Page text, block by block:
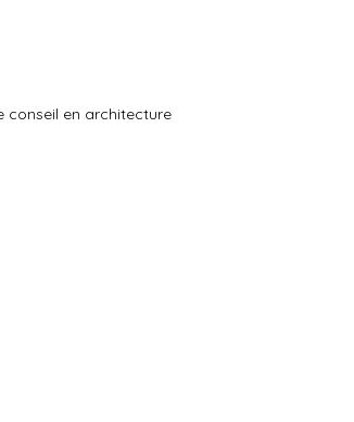
conseil en architecture